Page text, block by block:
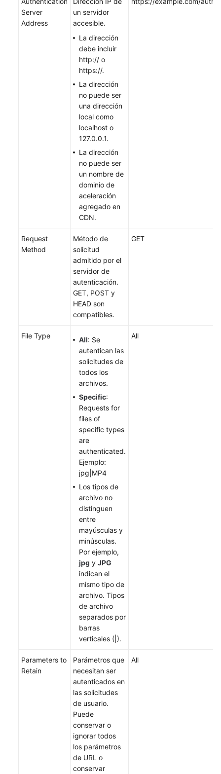
estadístico
Gestión
de
Bulletin
Server
Address
un servidor
accesible.
La dirección
debe incluir
http:// o
https://.
La dirección
no puede ser
una dirección
local como
localhost o
127.0.0.1.
La dirección
no puede ser
un nombre de
dominio de
aceleración
agregado en
CDN.
Request
Method
Método de
solicitud
admitido por el
servidor de
autenticación.
GET, POST y
HEAD son
compatibles.
GET
File Type All: Se
autentican las
solicitudes de
todos los
archivos.
Specific:
Requests for
files of
specific types
are
authenticated.
Ejemplo:
jpg|MP4
Los tipos de
archivo no
distinguen
entre
mayúsculas y
minúsculas.
Por ejemplo,
jpg y JPG
indican el
mismo tipo de
archivo. Tipos
de archivo
separados por
barras
verticales (|).
All
Parameters to
Retain
Parámetros que
necesitan ser
autenticados en
las solicitudes
de usuario.
Puede
conservar o
ignorar todos
los parámetros
de URL o
conservar
All